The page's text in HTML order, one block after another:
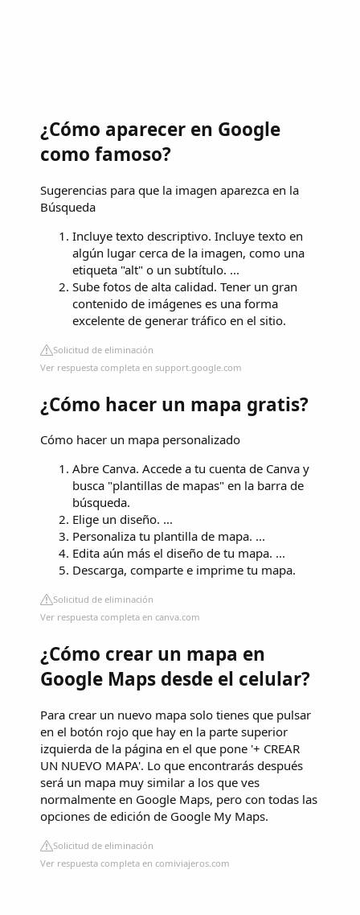
¿Cómo aparecer en Google
como famoso?
Sugerencias para que la imagen aparezca en la
Búsqueda
Incluye texto descriptivo. Incluye texto en
algún lugar cerca de la imagen, como una
etiqueta "alt" o un subtítulo. ...
Sube fotos de alta calidad. Tener un gran
contenido de imágenes es una forma
excelente de generar tráfico en el sitio.
Solicitud de eliminación
Ver respuesta completa en support.google.com
¿Cómo hacer un mapa gratis?
Cómo hacer un mapa personalizado
Abre Canva. Accede a tu cuenta de Canva y
busca "plantillas de mapas" en la barra de
búsqueda.
Elige un diseño. ...
Personaliza tu plantilla de mapa. ...
Edita aún más el diseño de tu mapa. ...
Descarga, comparte e imprime tu mapa.
Solicitud de eliminación
Ver respuesta completa en canva.com
¿Cómo crear un mapa en
Google Maps desde el celular?
Para crear un nuevo mapa solo tienes que pulsar
en el botón rojo que hay en la parte superior
izquierda de la página en el que pone '+ CREAR
UN NUEVO MAPA'. Lo que encontrarás después
será un mapa muy similar a los que ves
normalmente en Google Maps, pero con todas las
opciones de edición de Google My Maps.
Solicitud de eliminación
Ver respuesta completa en comiviajeros.com